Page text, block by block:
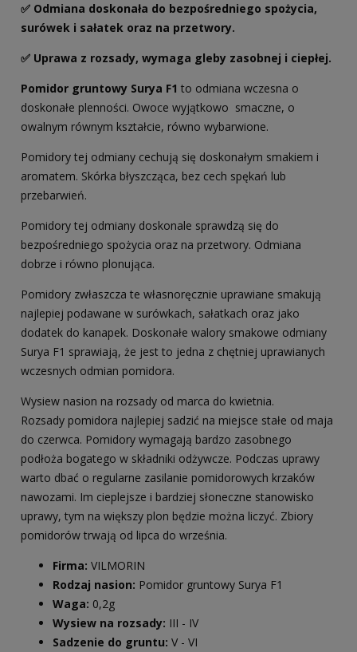
✅ Odmiana doskonała do bezpośredniego spożycia,
surówek i sałatek oraz na przetwory.
✅ Uprawa z rozsady, wymaga gleby zasobnej i ciepłej.
Pomidor gruntowy Surya F1 to odmiana wczesna o
doskonałe plenności. Owoce wyjątkowo smaczne, o
owalnym równym kształcie, równo wybarwione.
Pomidory tej odmiany cechują się doskonałym smakiem i
aromatem. Skórka błyszcząca, bez cech spękań lub
przebarwień.
Pomidory tej odmiany doskonale sprawdzą się do
bezpośredniego spożycia oraz na przetwory. Odmiana
dobrze i równo plonująca.
Pomidory zwłaszcza te własnoręcznie uprawiane smakują
najlepiej podawane w surówkach, sałatkach oraz jako
dodatek do kanapek. Doskonałe walory smakowe odmiany
Surya F1 sprawiają, że jest to jedna z chętniej uprawianych
wczesnych odmian pomidora.
Wysiew nasion na rozsady od marca do kwietnia.
Rozsady pomidora najlepiej sadzić na miejsce stałe od maja
do czerwca. Pomidory wymagają bardzo zasobnego
podłoża bogatego w składniki odżywcze. Podczas uprawy
warto dbać o regularne zasilanie pomidorowych krzaków
nawozami. Im cieplejsze i bardziej słoneczne stanowisko
uprawy, tym na większy plon będzie można liczyć. Zbiory
pomidorów trwają od lipca do września.
Firma: VILMORIN
Rodzaj nasion: Pomidor gruntowy Surya F1
Waga: 0,2g
Wysiew na rozsady: III - IV
Sadzenie do gruntu: V - VI